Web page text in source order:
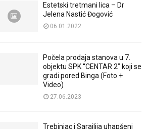
Estetski tretmani lica – Dr
Jelena Nastić Đogović
06.01.2022
Počela prodaja stanova u 7.
objektu SPK “CENTAR 2” koji se
gradi pored Binga (Foto +
Video)
27.06.2023
Trebinjac i Sarajlija uhapšeni